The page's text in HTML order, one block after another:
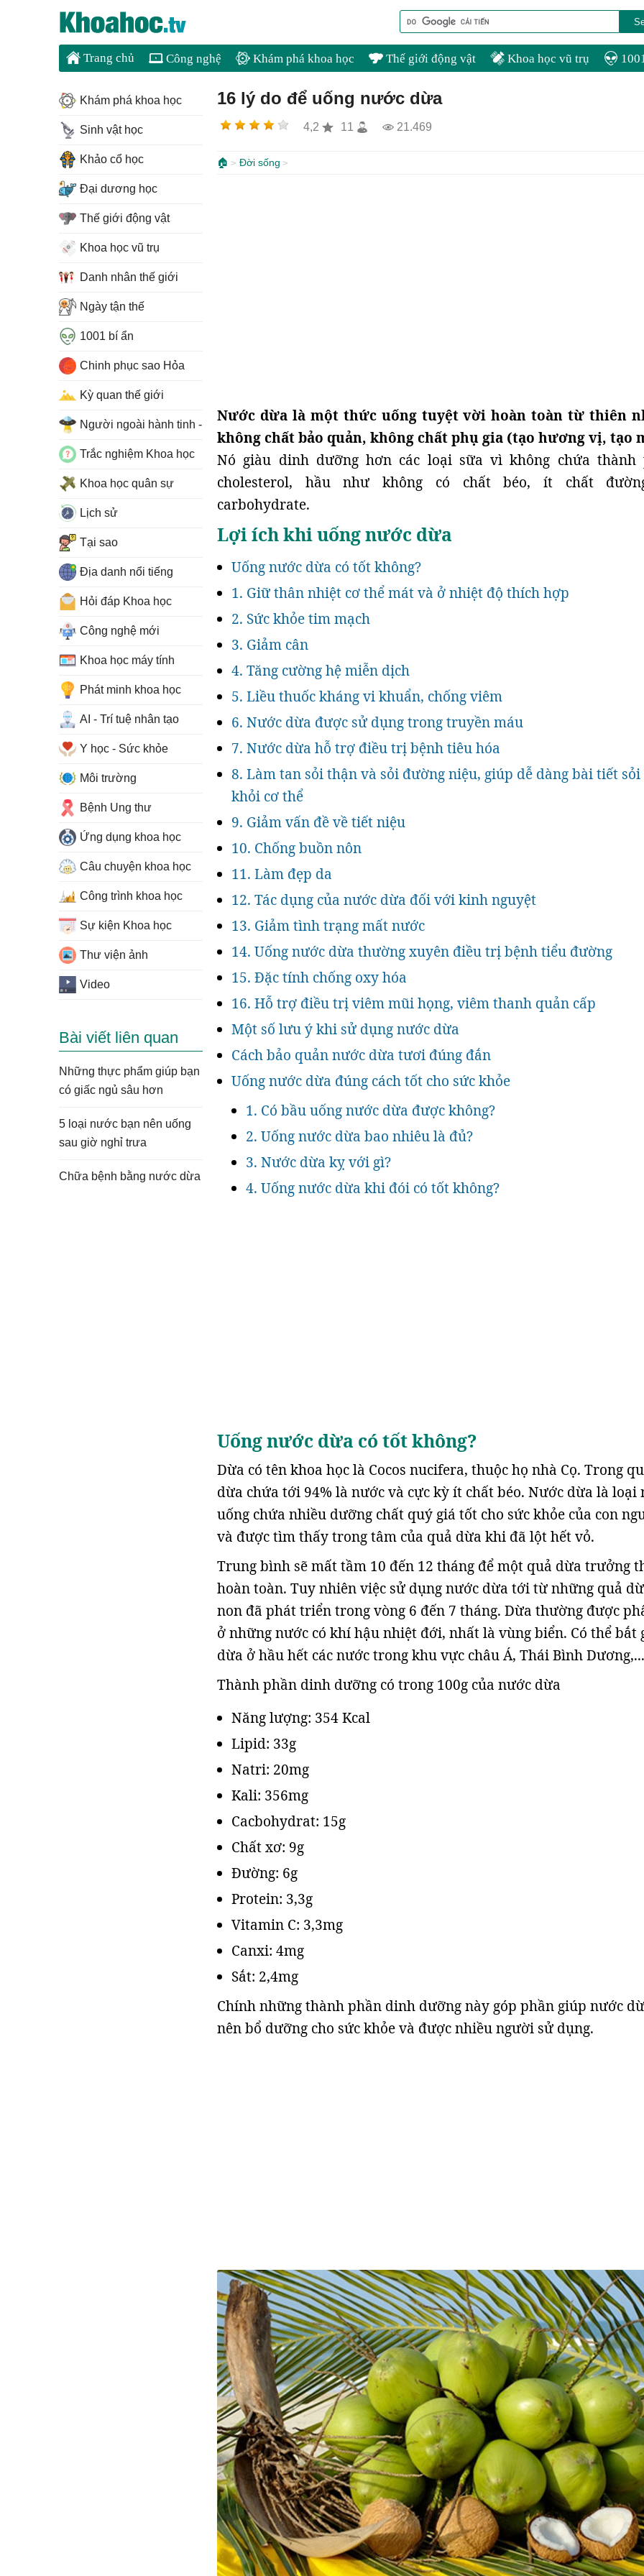
Trang chủ Công nghệ Khám phá khoa học Thế giới động vật Khoa học vũ trụ
16 lý do để uống nước dừa
4,2 11 21.469
🏠 Đời sống
Nước dừa là một thức uống tuyệt vời hoàn toàn từ thiên
không chất bảo quản, không chất phụ gia (tạo hương vị, tạo
Nó giàu dinh dưỡng hơn các loại sữa vì không chứa thành
cholesterol, hầu như không có chất béo, ít chất
carbohydrate.
Lợi ích khi uống nước dừa
Uống nước dừa có tốt không?
1. Giữ thân nhiệt cơ thể mát và ở nhiệt độ thích hợp
2. Sức khỏe tim mạch
3. Giảm cân
4. Tăng cường hệ miễn dịch
5. Liều thuốc kháng vi khuẩn, chống viêm
6. Nước dừa được sử dụng trong truyền máu
7. Nước dừa hỗ trợ điều trị bệnh tiêu hóa
8. Làm tan sỏi thận và sỏi đường niệu, giúp dễ dàng bài tiết sỏi
khỏi cơ thể
9. Giảm vấn đề về tiết niệu
10. Chống buồn nôn
11. Làm đẹp da
12. Tác dụng của nước dừa đối với kinh nguyệt
13. Giảm tình trạng mất nước
14. Uống nước dừa thường xuyên điều trị bệnh tiểu đường
15. Đặc tính chống oxy hóa
16. Hỗ trợ điều trị viêm mũi họng, viêm thanh quản cấp
Một số lưu ý khi sử dụng nước dừa
Cách bảo quản nước dừa tươi đúng đắn
Uống nước dừa đúng cách tốt cho sức khỏe
1. Có bầu uống nước dừa được không?
2. Uống nước dừa bao nhiêu là đủ?
3. Nước dừa kỵ với gì?
4. Uống nước dừa khi đói có tốt không?
Uống nước dừa có tốt không?
Dừa có tên khoa học là Cocos nucifera, thuộc họ nhà Cọ. Trong
dừa chứa tới 94% là nước và cực kỳ ít chất béo. Nước dừa là loại
uống chứa nhiều dưỡng chất quý giá tốt cho sức khỏe của con
và được tìm thấy trong tâm của quả dừa khi đã lột hết vỏ.
Trung bình sẽ mất tầm 10 đến 12 tháng để một quả dừa trưởng
hoàn toàn. Tuy nhiên việc sử dụng nước dừa tới từ những quả
non đã phát triển trong vòng 6 đến 7 tháng. Dừa thường được
ở những nước có khí hậu nhiệt đới, nhất là vùng biển. Có thể bắt
dừa ở hầu hết các nước trong khu vực châu Á, Thái Bình Dương,...
Thành phần dinh dưỡng có trong 100g của nước dừa
Năng lượng: 354 Kcal
Lipid: 33g
Natri: 20mg
Kali: 356mg
Cacbohydrat: 15g
Chất xơ: 9g
Đường: 6g
Protein: 3,3g
Vitamin C: 3,3mg
Canxi: 4mg
Sắt: 2,4mg
Chính những thành phần dinh dưỡng này góp phần giúp nước
nên bổ dưỡng cho sức khỏe và được nhiều người sử dụng.
Khám phá khoa học
Sinh vật học
Khảo cổ học
Đại dương học
Thế giới động vật
Khoa học vũ trụ
Danh nhân thế giới
Ngày tận thế
1001 bí ẩn
Chinh phục sao Hỏa
Kỳ quan thế giới
Người ngoài hành tinh - UFO
Trắc nghiệm Khoa học
Khoa học quân sự
Lịch sử
Tại sao
Địa danh nổi tiếng
Hỏi đáp Khoa học
Công nghệ mới
Khoa học máy tính
Phát minh khoa học
AI - Trí tuệ nhân tạo
Y học - Sức khỏe
Môi trường
Bệnh Ung thư
Ứng dụng khoa học
Câu chuyện khoa học
Công trình khoa học
Sự kiện Khoa học
Thư viện ảnh
Video
Bài viết liên quan
Những thực phẩm giúp bạn
có giấc ngủ sâu hơn
5 loại nước bạn nên uống
sau giờ nghỉ trưa
Chữa bệnh bằng nước dừa